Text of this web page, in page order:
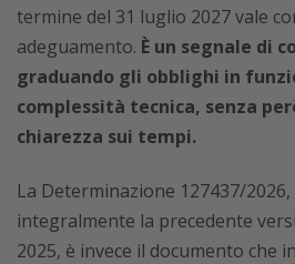
termine del 31 luglio 2027 vale
adeguamento. È un segnale di
graduando gli obblighi in
complessità tecnica, senza
chiarezza sui tempi.
La Determinazione 127437/
integralmente la precedente
2025, è invece il documento che